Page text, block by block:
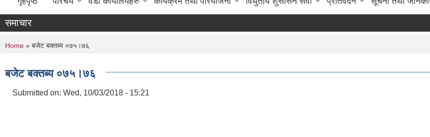
समाचार
You are here
Home » बजेट बक्तब्य ०७५।७६
बजेट बक्तब्य ०७५।७६
Submitted on: Wed, 10/03/2018 - 15:21